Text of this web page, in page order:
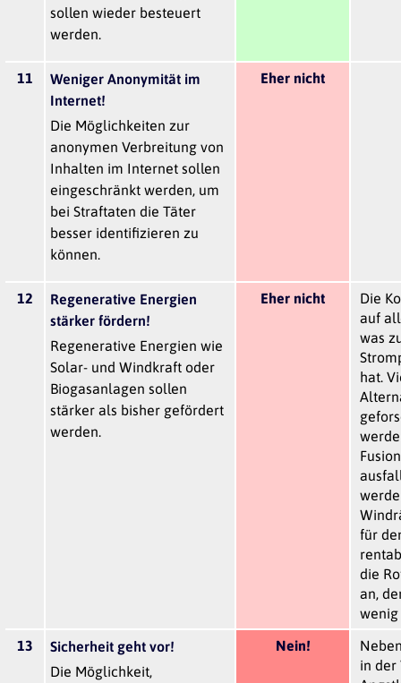
sollen wieder besteuert
werden.
11
Weniger Anonymität im
Internet!
Die Möglichkeiten zur
anonymen Verbreitung von
Inhalten im Internet sollen
eingeschränkt werden, um
bei Straftaten die Täter
besser identifizieren zu
können.
Eher nicht
12
Regenerative Energien
stärker fördern!
Regenerative Energien wie
Solar- und Windkraft oder
Biogasanlagen sollen
stärker als bisher gefördert
werden.
Eher nicht
Die
auf
was
hat.
für
die
an,
wenig
13
Sicherheit geht vor!
Die Möglichkeit,
Nein!
in der